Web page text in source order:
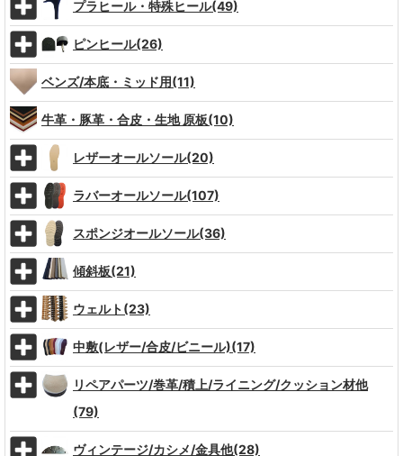
プラヒール・特殊ヒール(49)
ピンヒール(26)
ベンズ/本底・ミッド用(11)
牛革・豚革・合皮・生地 原板(10)
レザーオールソール(20)
ラバーオールソール(107)
スポンジオールソール(36)
傾斜板(21)
ウェルト(23)
中敷(レザー/合皮/ビニール)(17)
リペアパーツ/巻革/積上/ライニング/クッション材他
(79)
ヴィンテージ/カシメ/金具他(28)